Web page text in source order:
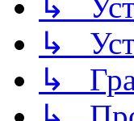
↳
↳
↳